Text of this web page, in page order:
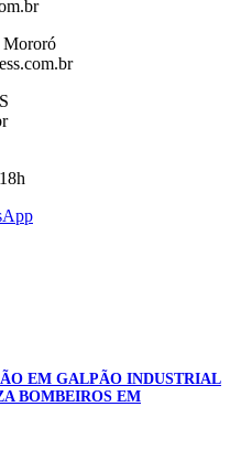
Mororó
EM GALPÃO INDUSTRIAL
BOMBEIROS EM